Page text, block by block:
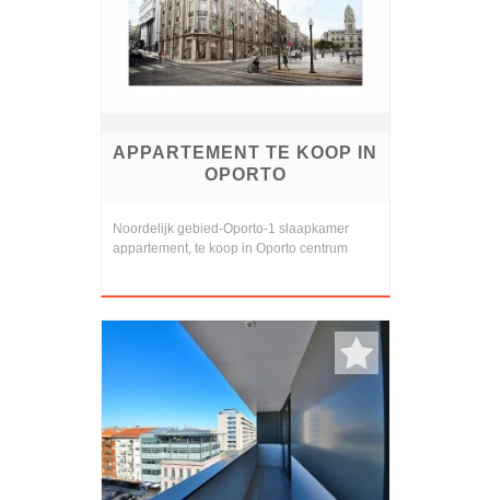
APPARTEMENT TE KOOP IN
OPORTO
Noordelijk gebied-Oporto-1 slaapkamer
appartement, te koop in Oporto centrum